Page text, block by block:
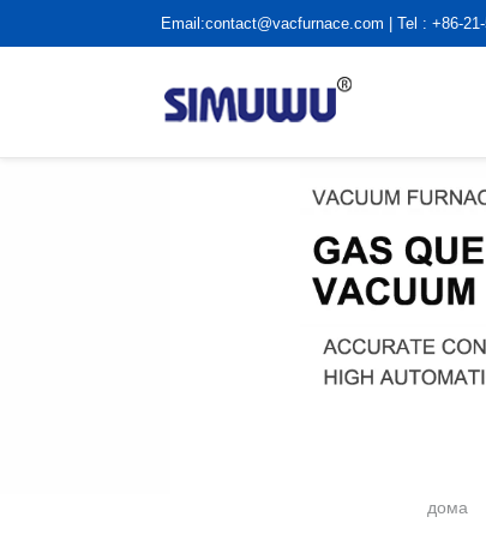
Email:contact@vacfurnace.com | Tel : +86-
дома